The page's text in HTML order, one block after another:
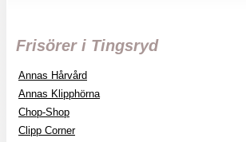
Frisörer i Tingsryd
Annas Hårvård
Annas Klipphörna
Chop-Shop
Clipp Corner